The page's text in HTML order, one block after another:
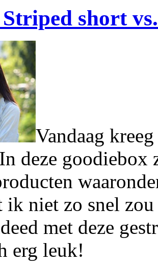
short
Vandaag
deze goodiebox
ik niet zo snel
met deze
erg leuk!